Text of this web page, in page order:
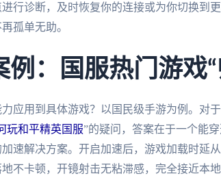
行诊断，及时恢复你的连接或为你切换到
孤单无助。
例：国服热门游戏
应用到具体游戏？以国民级手游为例。对
玩和平精英国服”的疑问，答案在于一个能
速解决方案。开启加速后，游戏加载时延
不卡顿，开镜射击无粘滞感，完全接近本